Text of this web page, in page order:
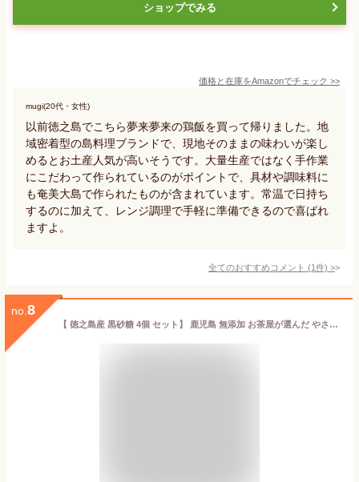
ショップでみる
価格と在庫をAmazonでチェック >>
mugi(20代・女性)
以前徳之島でこちら夢来夢来の鶏飯を買って帰りました。地
域密着型の島料理ブランドで、現地そのままの味わいが楽し
めるとお土産人気が高いそうです。大量生産ではなく手作業
にこだわって作られているのがポイントで、具材や調味料に
も奄美大島で作られたものが含まれています。常温で日持ち
するのに加えて、レンジ調理で手軽に準備できるので喜ばれ
ますよ。
全てのおすすめコメント (1件) >
no. 8
【 徳之島産 黒砂糖 4個 セット】 鹿児島 無添加 お茶屋が選んだ やさしい甘さ お茶うけ 料理 黒糖 お徳用 サトウキビ ビタミン ミネラル スイーツ おかし お菓子 調味料 砂糖 家庭用 メール便 送料無料 送料込 飴 景品 あいさつ 贈答用 お土産 業務用 おいしい 美味しい